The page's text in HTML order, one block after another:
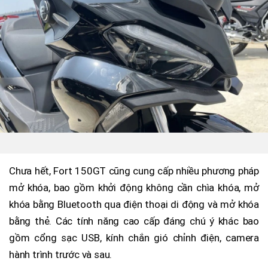
Chưa hết, Fort 150GT cũng cung cấp nhiều phương pháp
mở khóa, bao gồm khởi động không cần chìa khóa, mở
khóa bằng Bluetooth qua điện thoại di động và mở khóa
bằng thẻ. Các tính năng cao cấp đáng chú ý khác bao
gồm cổng sạc USB, kính chắn gió chỉnh điện, camera
hành trình trước và sau.